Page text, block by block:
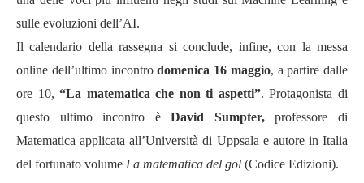
sulle evoluzioni dell’AI.
Il calendario della rassegna si conclude, infine, con la messa
online dell’ultimo incontro domenica 16 maggio, a partire dalle
ore 10, “La matematica che non ti aspetti”. Protagonista di
questo ultimo incontro èDavid Sumpter, professore
di
Matematica applicata all’Universitàdi Uppsala e autore in Italia
del fortunato volume La matematica del gol (Codice Edizioni).